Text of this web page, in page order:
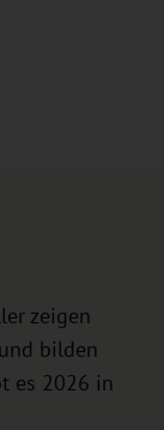
zeigen
bilden
es 2026 in